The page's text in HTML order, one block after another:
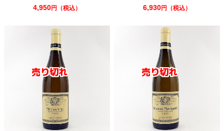
4,950円（税込） 6,930円（税込）